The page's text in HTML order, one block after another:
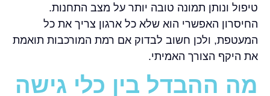
טיפול ונותן תמונה טובה יותר על מצב התחנות.
החיסרון האפשרי הוא שלא כל ארגון צריך את כל
המעטפת, ולכן חשוב לבדוק אם רמת המורכבות תואמת
את היקף הצורך האמיתי.
מה ההבדל בין כלי גישה